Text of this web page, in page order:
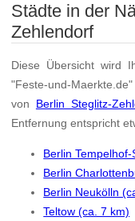
Städte in der
Zehlendorf
Diese Übersicht wird
"Feste-und-
von Berlin Steglitz-
Entfernung entspricht
Berlin
Berlin
Berlin Neukölln
Teltow (ca. 7 km)